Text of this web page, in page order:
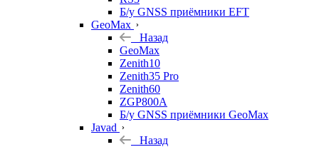
Б/у GNSS приёмники EFT
GeoMax
Назад
GeoMax
Zenith10
Zenith35 Pro
Zenith60
ZGP800A
Б/у GNSS приёмники GeoMax
Javad
Назад